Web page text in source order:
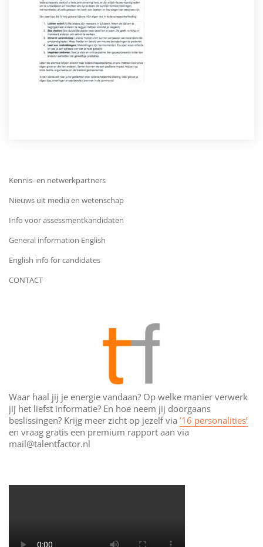
Kennis- en netwerkpartners
Nieuws uit media en wetenschap
Info voor assessmentkandidaten
General information English
English info for candidates
CONTACT
Waar haal jij je energie vandaan? Op welke manier verwerk
jij het liefst informatie? En hoe neem jij doorgaans
beslissingen? Krijg meer zicht op jezelf via ’16 personalities’
en vraag gratis een premium rapport aan via
mail@talentfactor.nl